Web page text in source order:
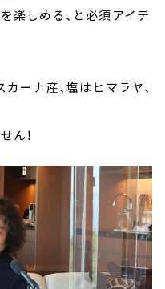
楽しめる、と必須アイテ
ーナ産、塩はヒマラヤ、
ん！